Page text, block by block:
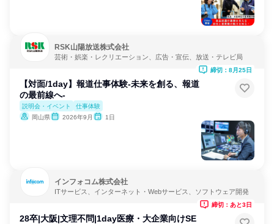
RSK山陽放送株式会社
芸術・娯楽・レクリエーション、広告・宣伝、放送・テレビ局
【対面/1day】報道仕事体験-未来を創る、報道
の最前線へ-
説明会・イベント
仕事体験
岡山県
2026年9月 1日
締切：8月25日
インフォコム株式会社
ITサービス、インターネット・Webサービス、ソフトウェア開発
28卒|大阪|文理不問|1day医療・大企業向けSE
締切：あと3日